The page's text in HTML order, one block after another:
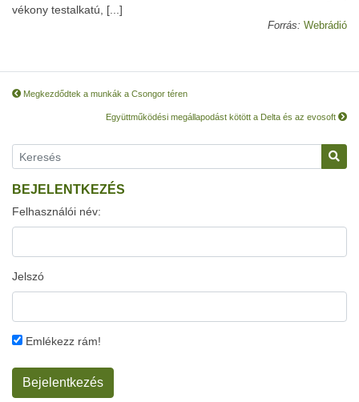
vékony testalkatú, [...]
Forrás: Webrádió
Megkezdődtek a munkák a Csongor téren
Együttműködési megállapodást kötött a Delta és az evosoft
BEJELENTKEZÉS
Felhasználói név:
Jelszó
Emlékezz rám!